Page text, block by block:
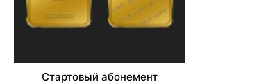
Стартовый абонемент